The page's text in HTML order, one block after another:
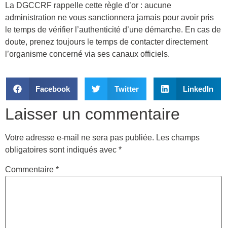
La DGCCRF rappelle cette règle d’or : aucune
administration ne vous sanctionnera jamais pour avoir pris
le temps de vérifier l’authenticité d’une démarche. En cas de
doute, prenez toujours le temps de contacter directement
l’organisme concerné via ses canaux officiels.
Facebook Twitter LinkedIn
Laisser un commentaire
Votre adresse e-mail ne sera pas publiée. Les champs
obligatoires sont indiqués avec *
Commentaire *